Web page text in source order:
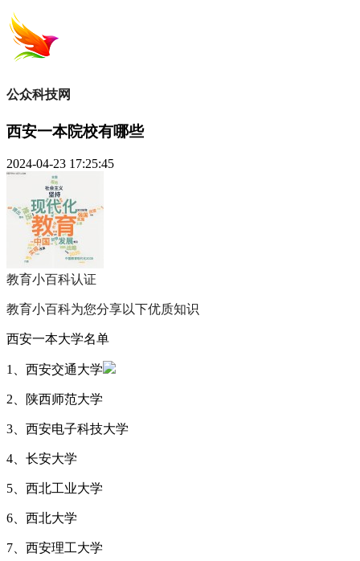
公众科技网
西安一本院校有哪些
2024-04-23 17:25:45
教育小百科认证
教育小百科为您分享以下优质知识
西安一本大学名单
1、西安交通大学
2、陕西师范大学
3、西安电子科技大学
4、长安大学
5、西北工业大学
6、西北大学
7、西安理工大学